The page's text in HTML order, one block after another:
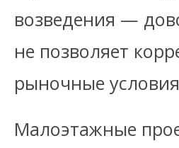
возведения —
не позволяет
рыночные
Малоэтажные